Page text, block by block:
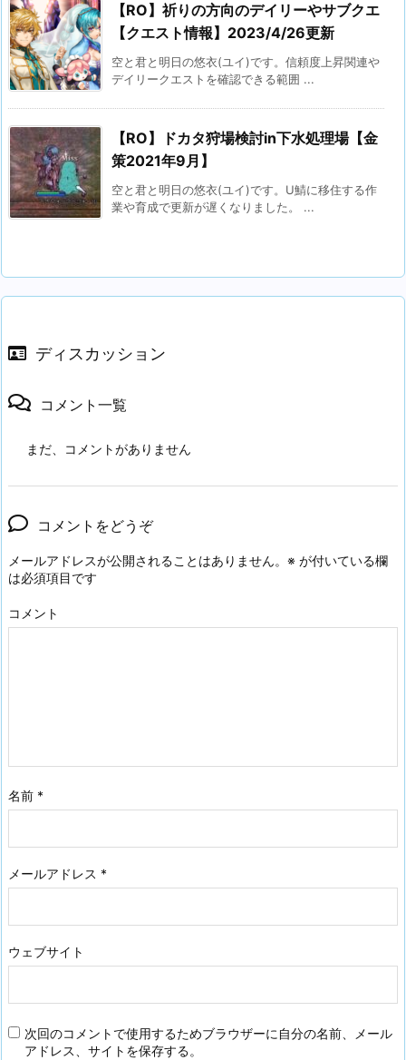
【RO】祈りの方向のデイリーやサブクエ
【クエスト情報】2023/4/26更新
空と君と明日の悠衣(ユイ)です。信頼度上昇関連や
デイリークエストを確認できる範囲 ...
【RO】ドカタ狩場検討in下水処理場【金
策2021年9月】
空と君と明日の悠衣(ユイ)です。U鯖に移住する作
業や育成で更新が遅くなりました。 ...
ディスカッション
コメント一覧
まだ、コメントがありません
コメントをどうぞ
メールアドレスが公開されることはありません。 ※ が付いている欄
は必須項目です
コメント
名前 *
メールアドレス *
ウェブサイト
次回のコメントで使用するためブラウザーに自分の名前、メール
アドレス、サイトを保存する。